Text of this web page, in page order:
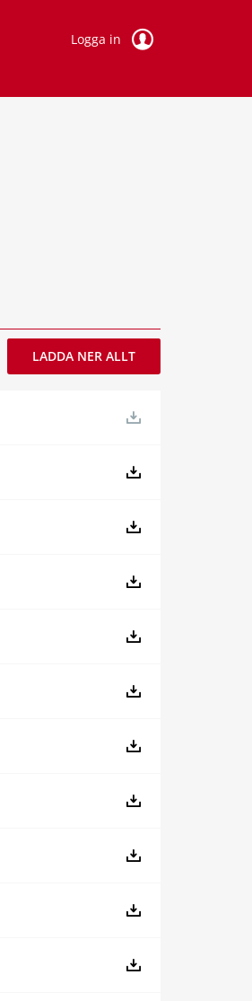
Logga in
LADDA NER ALLT